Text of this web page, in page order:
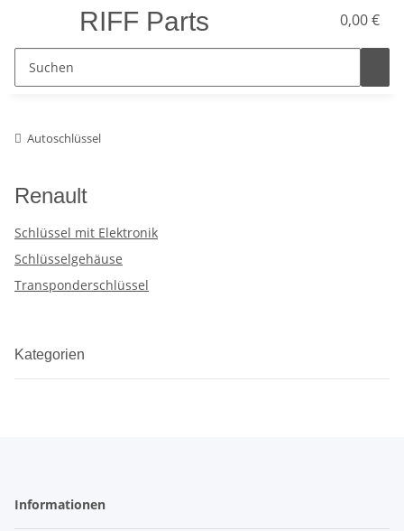
RIFF Parts 0,00 €
Autoschlüssel
Renault
Schlüssel mit Elektronik
Schlüsselgehäuse
Transponderschlüssel
Kategorien
Informationen